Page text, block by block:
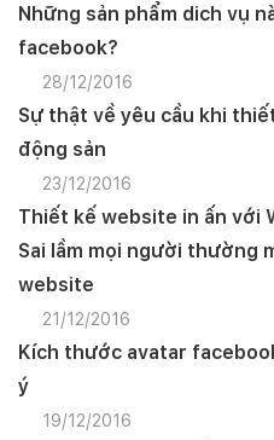
Những sản phẩm dich vụ
facebook?
28/12/2016
Sự thật về yêu cầu khi
động sản
23/12/2016
Thiết kế website in ấn với
Sai lầm mọi người thường
website
21/12/2016
Kích thước avatar
ý
19/12/2016